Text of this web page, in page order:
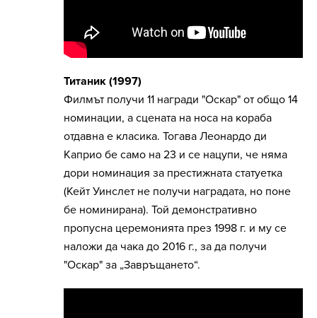
Титаник (1997)
Филмът получи 11 награди "Оскар" от общо 14
номинации, а сцената на носа на кораба
отдавна е класика. Тогава Леонардо ди
Каприо бе само на 23 и се нацупи, че няма
дори номинация за престижната статуетка
(Кейт Уинслет не получи наградата, но поне
бе номинирана). Той демонстративно
пропусна церемонията през 1998 г. и му се
наложи да чака до 2016 г., за да получи
"Оскар" за „Завръщането“.